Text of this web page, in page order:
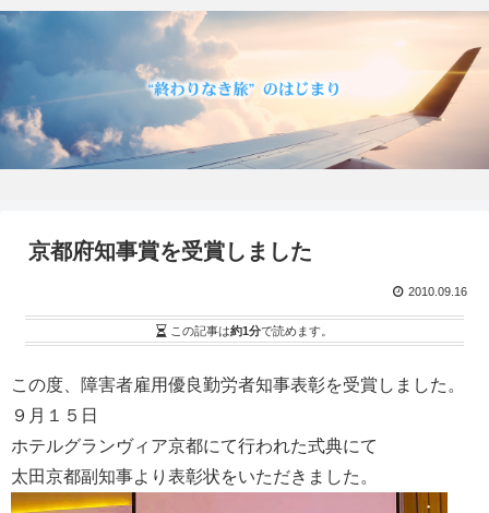
京都府知事賞を受賞しました
2010.09.16
この記事は約1分で読めます。
この度、障害者雇用優良勤労者知事表彰を受賞しました。
９月１５日
ホテルグランヴィア京都にて行われた式典にて
太田京都副知事より表彰状をいただきました。